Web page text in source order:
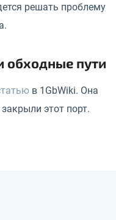
решать проблему
обходные пути
в 1GbWiki. Она
этот порт.